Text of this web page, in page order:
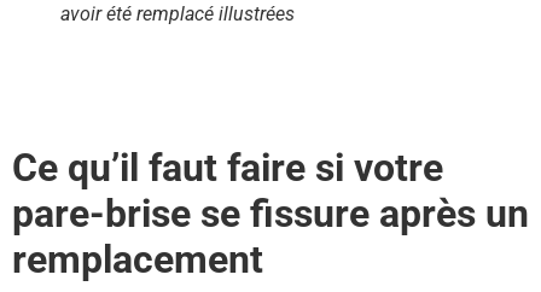
avoir été remplacé illustrées
Ce qu’il faut faire si votre
pare-brise se fissure après un
remplacement